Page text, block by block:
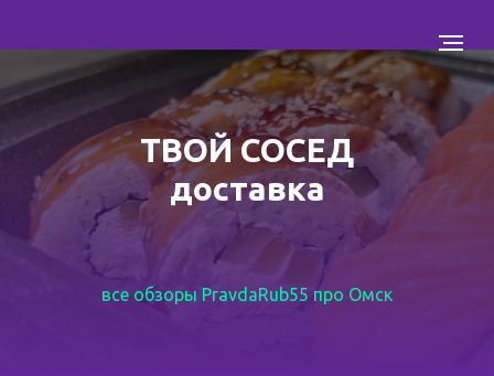
ТВОЙ СОСЕД
доставка
все обзоры PravdaRub55 про Омск